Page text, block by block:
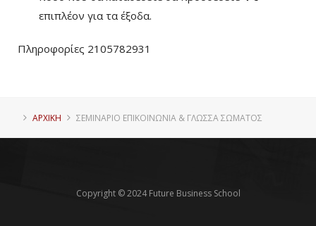
επιπλέον για τα έξοδα.
Πληροφορίες 2105782931
ΑΡΧΙΚΗ ΣΕΜΙΝΆΡΙΟ ΕΠΙΚΟΙΝΩΝΊΑ & ΓΛΏΣΣΑ ΣΏΜΑΤΟΣ
Copyright © 2024 Future Business School